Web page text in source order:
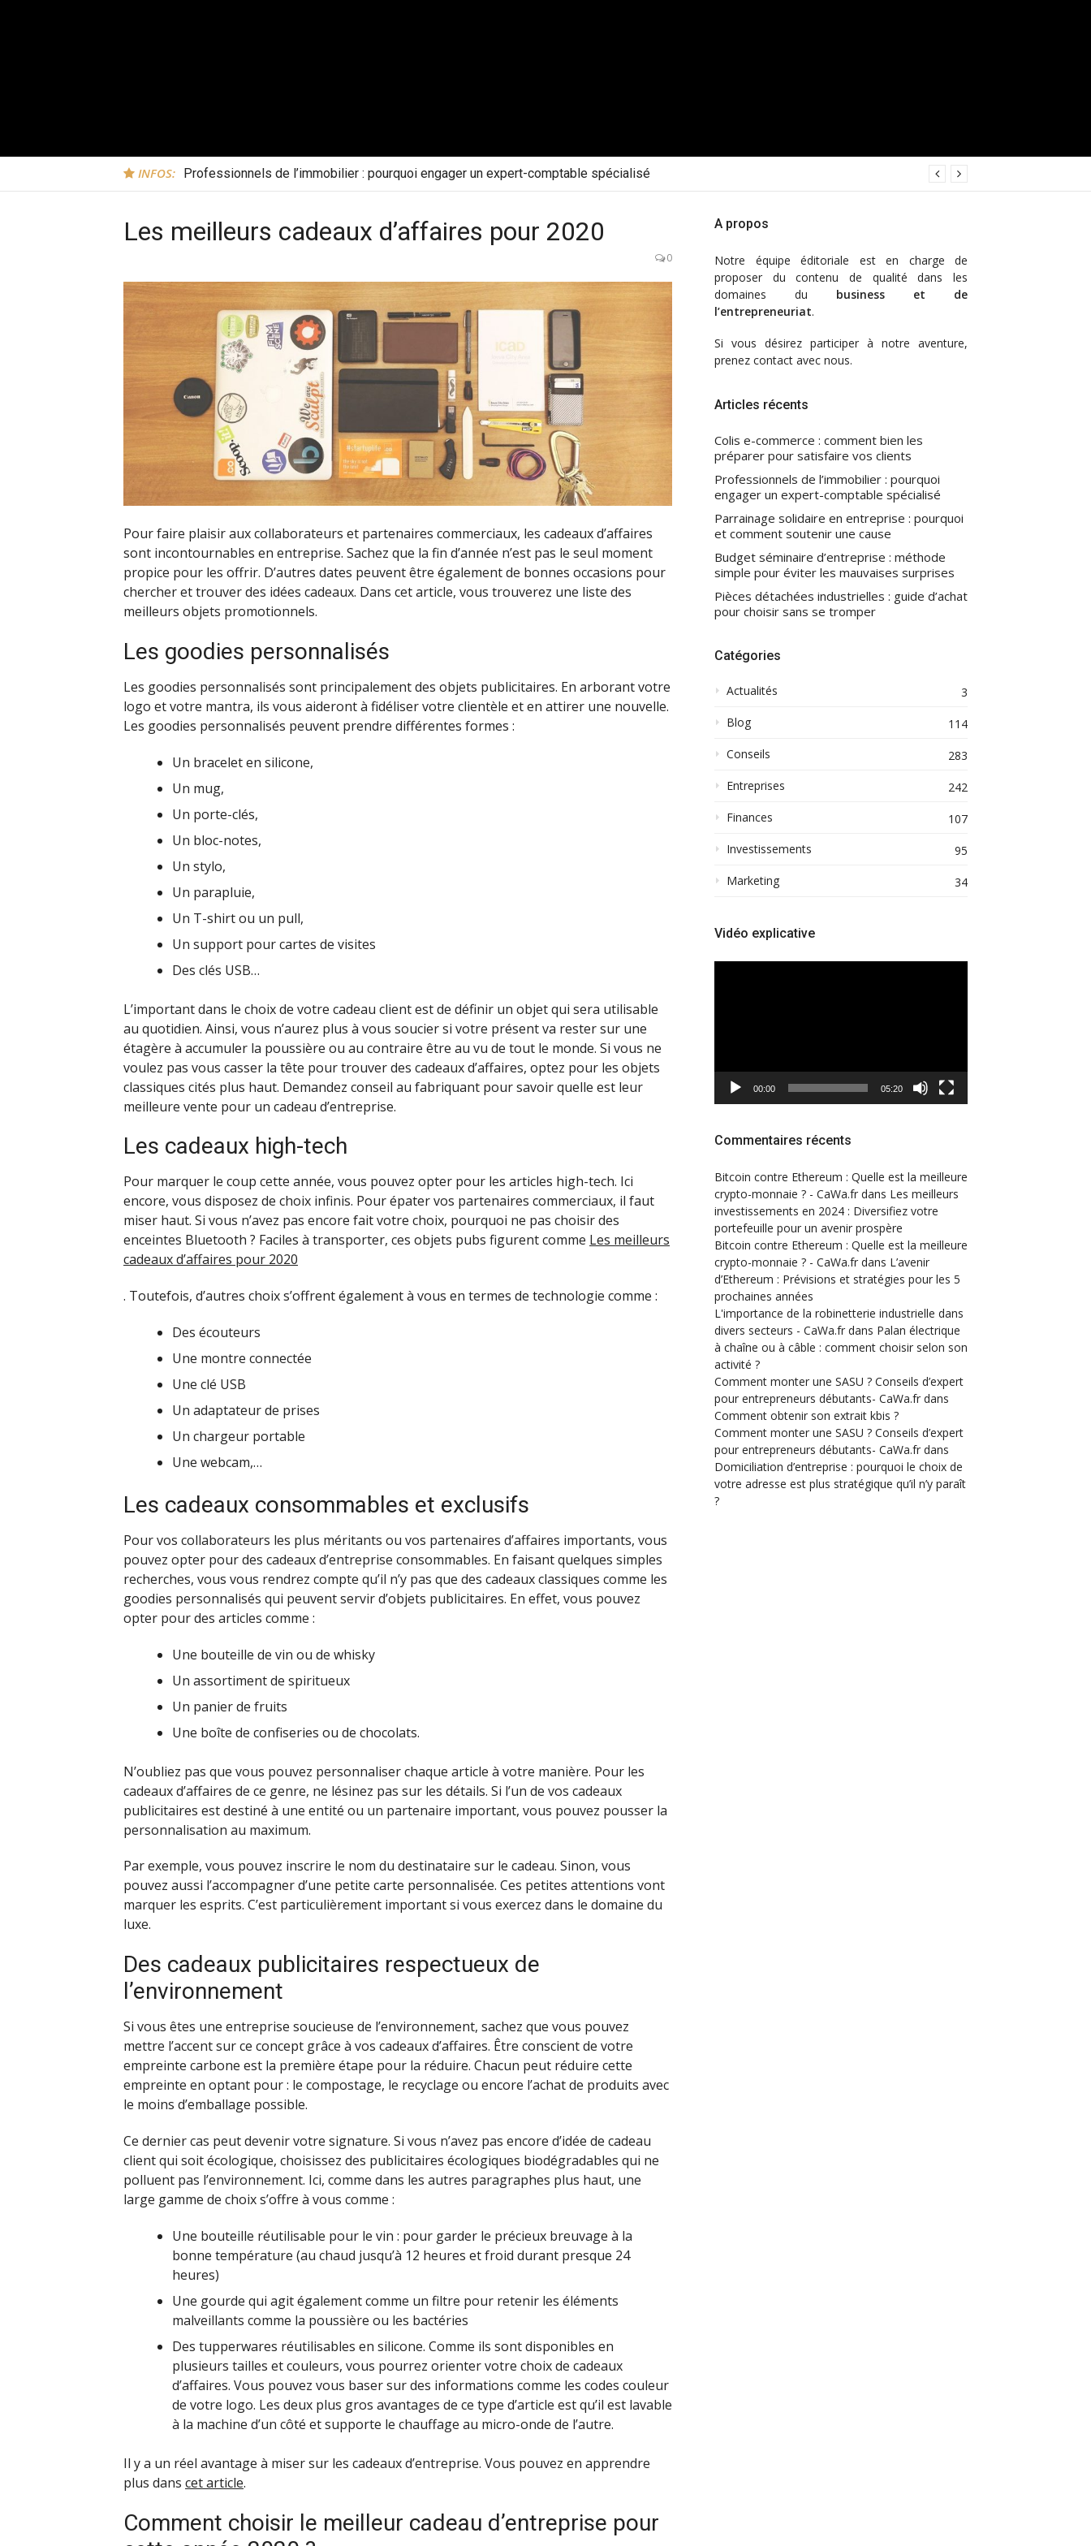
INFOS: Professionnels de l’immobilier : pourquoi engager un expert-comptable spécialisé
Les meilleurs cadeaux d’affaires pour 2020
0
Pour faire plaisir aux collaborateurs et partenaires commerciaux, les cadeaux d’affaires
sont incontournables en entreprise. Sachez que la fin d’année n’est pas le seul moment
propice pour les offrir. D’autres dates peuvent être également de bonnes occasions pour
chercher et trouver des idées cadeaux. Dans cet article, vous trouverez une liste des
meilleurs objets promotionnels.
Les goodies personnalisés
Les goodies personnalisés sont principalement des objets publicitaires. En arborant votre
logo et votre mantra, ils vous aideront à fidéliser votre clientèle et en attirer une nouvelle.
Les goodies personnalisés peuvent prendre différentes formes :
Un bracelet en silicone,
Un mug,
Un porte-clés,
Un bloc-notes,
Un stylo,
Un parapluie,
Un T-shirt ou un pull,
Un support pour cartes de visites
Des clés USB…
L’important dans le choix de votre cadeau client est de définir un objet qui sera utilisable
au quotidien. Ainsi, vous n’aurez plus à vous soucier si votre présent va rester sur une
étagère à accumuler la poussière ou au contraire être au vu de tout le monde. Si vous ne
voulez pas vous casser la tête pour trouver des cadeaux d’affaires, optez pour les objets
classiques cités plus haut. Demandez conseil au fabriquant pour savoir quelle est leur
meilleure vente pour un cadeau d’entreprise.
Les cadeaux high-tech
Pour marquer le coup cette année, vous pouvez opter pour les articles high-tech. Ici
encore, vous disposez de choix infinis. Pour épater vos partenaires commerciaux, il faut
miser haut. Si vous n’avez pas encore fait votre choix, pourquoi ne pas choisir des
enceintes Bluetooth ? Faciles à transporter, ces objets pubs figurent comme Les meilleurs
cadeaux d’affaires pour 2020
. Toutefois, d’autres choix s’offrent également à vous en termes de technologie comme :
Des écouteurs
Une montre connectée
Une clé USB
Un adaptateur de prises
Un chargeur portable
Une webcam,…
Les cadeaux consommables et exclusifs
Pour vos collaborateurs les plus méritants ou vos partenaires d’affaires importants, vous
pouvez opter pour des cadeaux d’entreprise consommables. En faisant quelques simples
recherches, vous vous rendrez compte qu’il n’y pas que des cadeaux classiques comme les
goodies personnalisés qui peuvent servir d’objets publicitaires. En effet, vous pouvez
opter pour des articles comme :
Une bouteille de vin ou de whisky
Un assortiment de spiritueux
Un panier de fruits
Une boîte de confiseries ou de chocolats.
N’oubliez pas que vous pouvez personnaliser chaque article à votre manière. Pour les
cadeaux d’affaires de ce genre, ne lésinez pas sur les détails. Si l’un de vos cadeaux
publicitaires est destiné à une entité ou un partenaire important, vous pouvez pousser la
personnalisation au maximum.
Par exemple, vous pouvez inscrire le nom du destinataire sur le cadeau. Sinon, vous
pouvez aussi l’accompagner d’une petite carte personnalisée. Ces petites attentions vont
marquer les esprits. C’est particulièrement important si vous exercez dans le domaine du
luxe.
Des cadeaux publicitaires respectueux de
l’environnement
Si vous êtes une entreprise soucieuse de l’environnement, sachez que vous pouvez
mettre l’accent sur ce concept grâce à vos cadeaux d’affaires. Être conscient de votre
empreinte carbone est la première étape pour la réduire. Chacun peut réduire cette
empreinte en optant pour : le compostage, le recyclage ou encore l’achat de produits avec
le moins d’emballage possible.
Ce dernier cas peut devenir votre signature. Si vous n’avez pas encore d’idée de cadeau
client qui soit écologique, choisissez des publicitaires écologiques biodégradables qui ne
polluent pas l’environnement. Ici, comme dans les autres paragraphes plus haut, une
large gamme de choix s’offre à vous comme :
Une bouteille réutilisable pour le vin : pour garder le précieux breuvage à la
bonne température (au chaud jusqu’à 12 heures et froid durant presque 24
heures)
Une gourde qui agit également comme un filtre pour retenir les éléments
malveillants comme la poussière ou les bactéries
Des tupperwares réutilisables en silicone. Comme ils sont disponibles en
plusieurs tailles et couleurs, vous pourrez orienter votre choix de cadeaux
d’affaires. Vous pouvez vous baser sur des informations comme les codes couleur
de votre logo. Les deux plus gros avantages de ce type d’article est qu’il est lavable
à la machine d’un côté et supporte le chauffage au micro-onde de l’autre.
Il y a un réel avantage à miser sur les cadeaux d’entreprise. Vous pouvez en apprendre
plus dans cet article.
Comment choisir le meilleur cadeau d’entreprise pour
A propos
Notre équipe éditoriale est en charge de
proposer du contenu de qualité dans les
domaines du business et de
l’entrepreneuriat.
Si vous désirez participer à notre aventure,
prenez contact avec nous.
Articles récents
Colis e-commerce : comment bien les
préparer pour satisfaire vos clients
Professionnels de l’immobilier : pourquoi
engager un expert-comptable spécialisé
Parrainage solidaire en entreprise : pourquoi
et comment soutenir une cause
Budget séminaire d’entreprise : méthode
simple pour éviter les mauvaises surprises
Pièces détachées industrielles : guide d’achat
pour choisir sans se tromper
Catégories
Actualités
3
Blog
114
Conseils
283
Entreprises
242
Finances
107
Investissements
95
Marketing
34
Vidéo explicative
00:00 05:20
Commentaires récents
Bitcoin contre Ethereum : Quelle est la meilleure
crypto-monnaie ? - CaWa.fr dans Les meilleurs
investissements en 2024 : Diversifiez votre
portefeuille pour un avenir prospère
Bitcoin contre Ethereum : Quelle est la meilleure
crypto-monnaie ? - CaWa.fr dans L’avenir
d’Ethereum : Prévisions et stratégies pour les 5
prochaines années
L'importance de la robinetterie industrielle dans
divers secteurs - CaWa.fr dans Palan électrique
à chaîne ou à câble : comment choisir selon son
activité ?
Comment monter une SASU ? Conseils d’expert
pour entrepreneurs débutants- CaWa.fr dans
Comment obtenir son extrait kbis ?
Comment monter une SASU ? Conseils d’expert
pour entrepreneurs débutants- CaWa.fr dans
Domiciliation d’entreprise : pourquoi le choix de
votre adresse est plus stratégique qu’il n’y paraît
?